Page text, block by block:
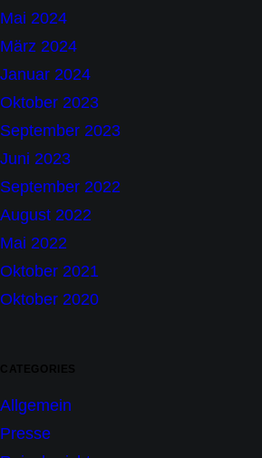
Mai 2024
März 2024
Januar 2024
Oktober 2023
September 2023
Juni 2023
September 2022
August 2022
Mai 2022
Oktober 2021
Oktober 2020
CATEGORIES
Allgemein
Presse